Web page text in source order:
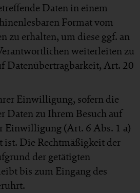
Daten in einem
Format vom
zu erhalten, um diese ggf. an
weiterleiten zu
Datenübertragbarkeit, Art. 20
Einwilligung, sofern die
Daten zu Ihrem Besuch auf
Einwilligung (Art. 6 Abs. 1 a)
ist. Die Rechtmäßigkeit der
der getätigten
bis zum Eingang des